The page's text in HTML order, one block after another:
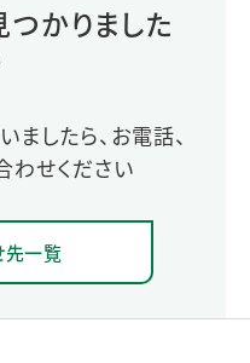
かりました
したら、お電話、
わせください
先一覧